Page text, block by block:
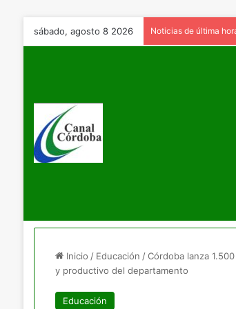
sábado, agosto 8 2026 Noticias de última
Inicio / Educación / Córdoba lanza
y productivo del departamento
Educación